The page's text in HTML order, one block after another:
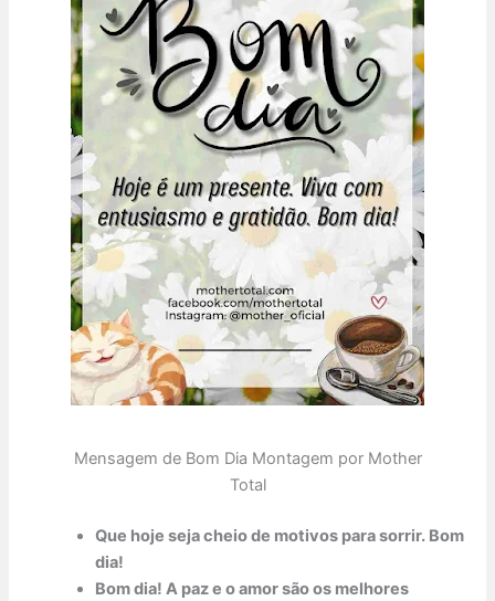
Mensagem de Bom Dia Montagem por Mother
Total
Que hoje seja cheio de motivos para sorrir. Bom
dia!
Bom dia! A paz e o amor são os melhores